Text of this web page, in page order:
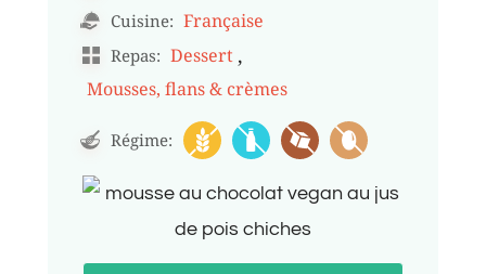
Cuisine: Française
Repas: Dessert ,
Mousses, flans & crèmes
Régime: